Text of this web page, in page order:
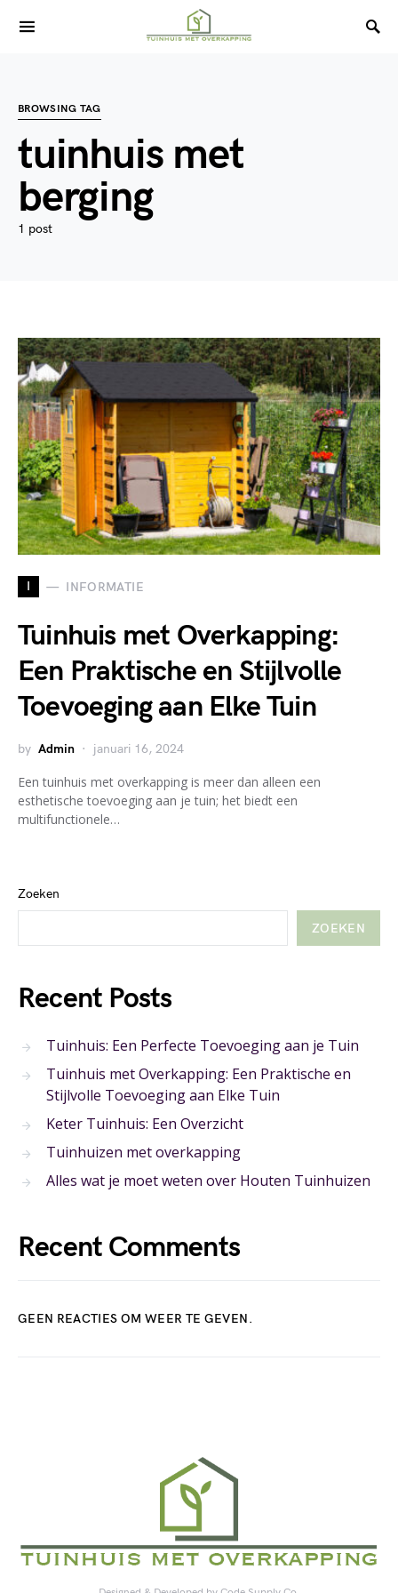
BROWSING TAG
tuinhuis met
berging
1 post
I INFORMATIE
Tuinhuis met Overkapping:
Een Praktische en Stijlvolle
Toevoeging aan Elke Tuin
by Admin januari 16, 2024
Een tuinhuis met overkapping is meer dan alleen een
esthetische toevoeging aan je tuin; het biedt een
multifunctionele…
Zoeken
ZOEKEN
Recent Posts
Tuinhuis: Een Perfecte Toevoeging aan je Tuin
Tuinhuis met Overkapping: Een Praktische en
Stijlvolle Toevoeging aan Elke Tuin
Keter Tuinhuis: Een Overzicht
Tuinhuizen met overkapping
Alles wat je moet weten over Houten Tuinhuizen
Recent Comments
GEEN REACTIES OM WEER TE GEVEN.